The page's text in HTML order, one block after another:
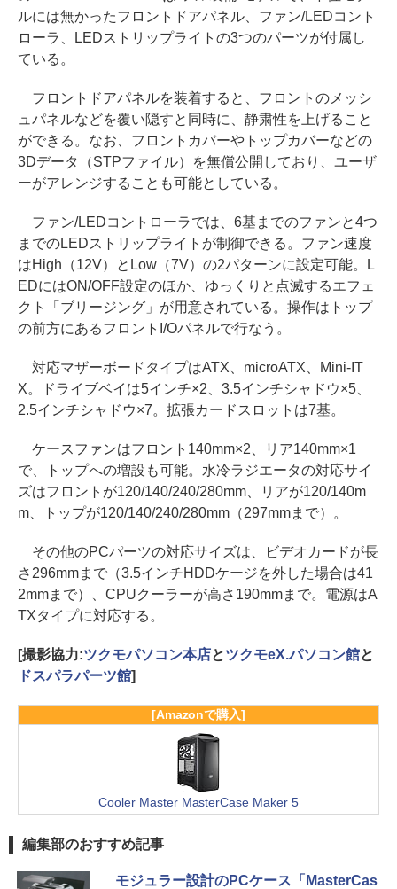
ルには無かったフロントドアパネル、ファン/LEDコント
ローラ、LEDストリップライトの3つのパーツが付属し
ている。
フロントドアパネルを装着すると、フロントのメッシ
ュパネルなどを覆い隠すと同時に、静粛性を上げること
ができる。なお、フロントカバーやトップカバーなどの
3Dデータ（STPファイル）を無償公開しており、ユーザ
ーがアレンジすることも可能としている。
ファン/LEDコントローラでは、6基までのファンと4つ
までのLEDストリップライトが制御できる。ファン速度
はHigh（12V）とLow（7V）の2パターンに設定可能。L
EDにはON/OFF設定のほか、ゆっくりと点滅するエフェ
クト「ブリージング」が用意されている。操作はトップ
の前方にあるフロントI/Oパネルで行なう。
対応マザーボードタイプはATX、microATX、Mini-IT
X。ドライブベイは5インチ×2、3.5インチシャドウ×5、
2.5インチシャドウ×7。拡張カードスロットは7基。
ケースファンはフロント140mm×2、リア140mm×1
で、トップへの増設も可能。水冷ラジエータの対応サイ
ズはフロントが120/140/240/280mm、リアが120/140m
m、トップが120/140/240/280mm（297mmまで）。
その他のPCパーツの対応サイズは、ビデオカードが長
さ296mmまで（3.5インチHDDケージを外した場合は41
2mmまで）、CPUクーラーが高さ190mmまで。電源はA
TXタイプに対応する。
[撮影協力:ツクモパソコン本店とツクモeX.パソコン館と
ドスパラパーツ館]
[Amazonで購入]
Cooler Master MasterCase Maker 5
編集部のおすすめ記事
モジュラー設計のPCケース「MasterCas